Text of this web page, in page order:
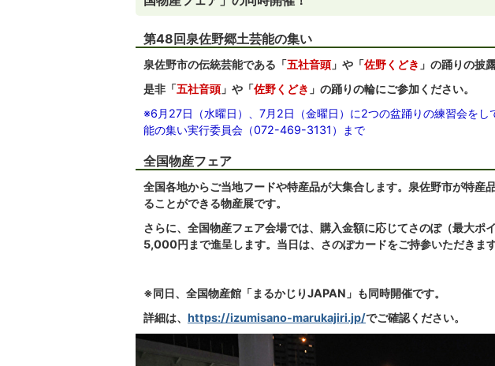
第48回泉佐野郷土芸能の集い
泉佐野市の伝統芸能である「五社音頭」や「佐野くどき 」の踊りの披
是非「五社音頭」や「佐野くどき 」の踊りの輪にご参加ください。
※6月27日（水曜日）、7月2日（金曜日）に2つの盆踊りの練習会をし
能の集い実行委員会（072-469-3131）まで
全国物産フェア
全国各地からご当地フードや特産品が大集合します。泉佐野市が特産
ることができる物産展です。
さらに、全国物産フェア会場では、購入金額に応じてさのぽ（最大ポ
5,000円まで進呈します。 当日は、さのぽカードをご持参いただきま
※同日、全国物産館「まるかじりJAPAN」も同時開催です。
詳細は、 https://izumisano-marukajiri.jp/でご確認ください。